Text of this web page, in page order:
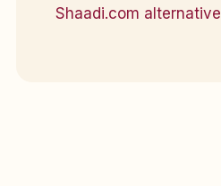
Shaadi.com alternative